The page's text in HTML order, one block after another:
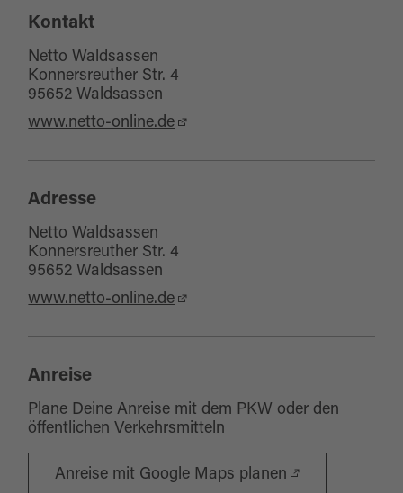
Kontakt
Netto Waldsassen
Konnersreuther Str. 4
95652 Waldsassen
www.netto-online.de
Adresse
Netto Waldsassen
Konnersreuther Str. 4
95652 Waldsassen
www.netto-online.de
Anreise
Plane Deine Anreise mit dem PKW oder den
öffentlichen Verkehrsmitteln
Anreise mit Google Maps planen